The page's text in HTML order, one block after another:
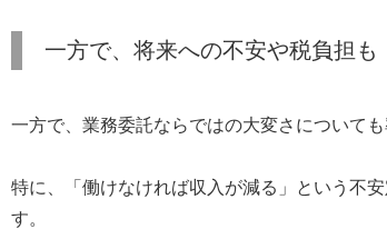
一方で、将来への不安や税負担も
一方で、業務委託ならではの大変さについても
特に、「働けなければ収入が減る」という不
す。